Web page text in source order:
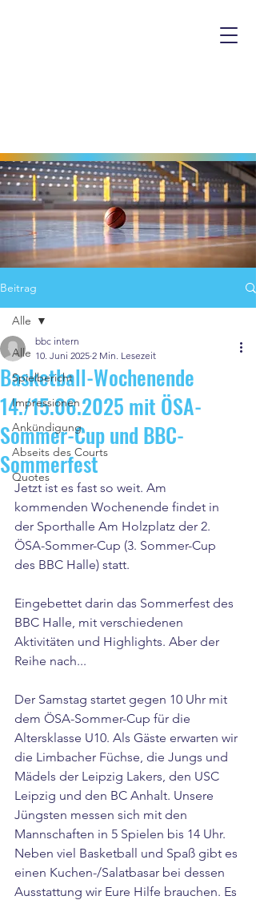
Beitrag
Alle
Spielbericht
Impressionen
Ankündigung
Abseits des Courts
Quotes
Alle
Basketball-Wochenende
14./15.06.2025 mit ÖSA-
Sommer-Cup und BBC-
Sommerfest
bbc intern
10. Juni 2025 2 Min. Lesezeit
Jetzt ist es fast so weit. Am
kommenden Wochenende findet in
der Sporthalle Am Holzplatz der 2.
ÖSA-Sommer-Cup (3. Sommer-Cup
des BBC Halle) statt.
Eingebettet darin das Sommerfest des
BBC Halle, mit verschiedenen
Aktivitäten und Highlights. Aber der
Reihe nach...
Der Samstag startet gegen 10 Uhr mit
dem ÖSA-Sommer-Cup für die
Altersklasse U10. Als Gäste erwarten wir
die Limbacher Füchse, die Jungs und
Mädels der Leipzig Lakers, den USC
Leipzig und den BC Anhalt. Unsere
Jüngsten messen sich mit den
Mannschaften in 5 Spielen bis 14 Uhr.
Neben viel Basketball und Spaß gibt es
einen Kuchen-/Salatbasar bei dessen
Ausstattung wir Eure Hilfe brauchen. Es